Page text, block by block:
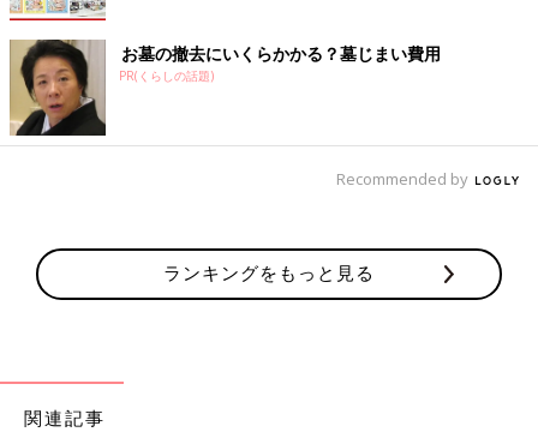
お墓の撤去にいくらかかる？墓じまい費用
PR(くらしの話題)
Recommended by
ランキングをもっと見る
関連記事